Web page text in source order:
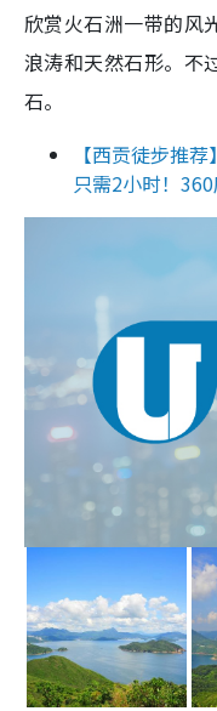
欣赏火石洲一带的风
浪涛和天然石形。不
石。
【西贡徒步推
只需2小时！